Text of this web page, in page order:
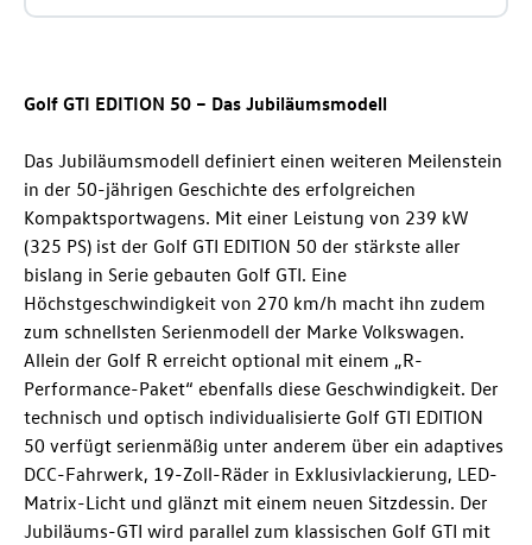
Golf GTI EDITION 50 – Das Jubiläumsmodell
Das Jubiläumsmodell definiert einen weiteren Meilenstein
in der 50-jährigen Geschichte des erfolgreichen
Kompaktsportwagens. Mit einer Leistung von 239 kW
(325 PS) ist der Golf GTI EDITION 50 der stärkste aller
bislang in Serie gebauten Golf GTI. Eine
Höchstgeschwindigkeit von 270 km/h macht ihn zudem
zum schnellsten Serienmodell der Marke Volkswagen.
Allein der Golf R erreicht optional mit einem „R-
Performance-Paket“ ebenfalls diese Geschwindigkeit. Der
technisch und optisch individualisierte Golf GTI EDITION
50 verfügt serienmäßig unter anderem über ein adaptives
DCC-Fahrwerk, 19-Zoll-Räder in Exklusivlackierung, LED-
Matrix-Licht und glänzt mit einem neuen Sitzdessin. Der
Jubiläums-GTI wird parallel zum klassischen Golf GTI mit